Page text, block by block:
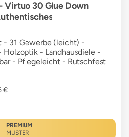
Virtuo 30 Glue Down
31 Gewerbe (leicht) -
- Landhausdiele -
- Pflegeleicht - Rutschfest
€
PREMIUM
MUSTER